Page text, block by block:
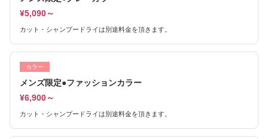
¥5,090～
カット・シャンプードライは別途料金を頂きます。
カラー
メンズ限定●ファッションカラー
¥6,900～
カット・シャンプードライは別途料金を頂きます。